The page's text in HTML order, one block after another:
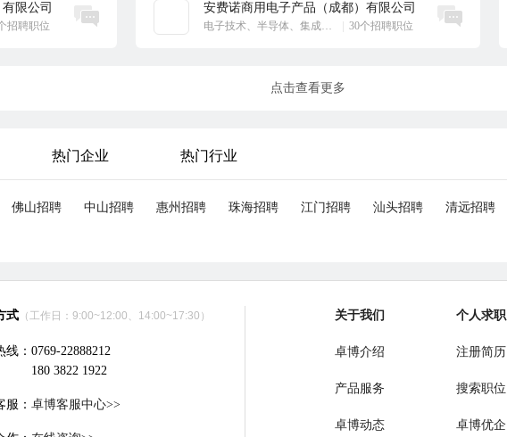
限公司
招聘职位
安费诺商用电子产品（成都）有限公司
电子技术、半导体、集成电路 30个招聘职位
立即沟通
点击查看更多
热门企业 热门行业
佛山招聘 中山招聘 惠州招聘 珠海招聘 江门招聘 汕头招聘 清远招聘
式 （工作日：9:00~12:00、14:00~17:30）
线：0769-22888212
180 3822 1922
服： 卓博客服中心>>
关于我们
卓博介绍
产品服务
卓博动态
个人求职
注册简历
搜索职位
卓博优企